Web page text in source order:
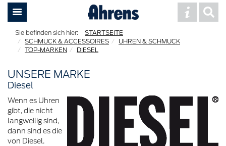
STARTSEITE
SCHMUCK & ACCESSOIRES
UHREN & SCHMUCK
TOP-MARKEN
DIESEL
UNSERE MARKE
Diesel
Wenn es Uhren
gibt, die nicht
langweilig sind,
dann sind es die
von Diesel.